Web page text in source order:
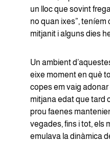
un lloc que sovint
no quan ixes”, teníem
mitjanit i alguns dies
Un ambient
eixe moment en què
copes em vaig
mitjana edat que tard
prou faenes
vegades, fins i tot, els
emulava la dinàmica